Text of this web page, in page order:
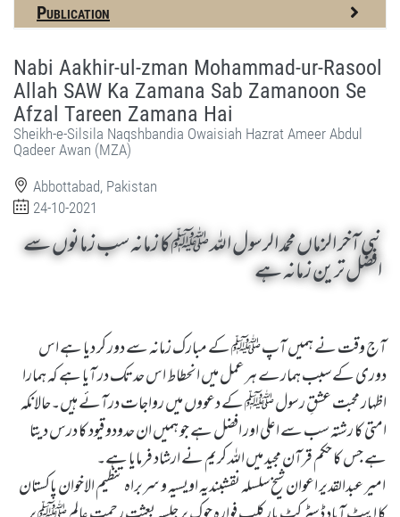
Publication
Nabi Aakhir-ul-zman Mohammad-ur-Rasool
Allah SAW Ka Zamana Sab Zamanoon Se
Afzal Tareen Zamana Hai
Sheikh-e-Silsila Naqshbandia Owaisiah Hazrat Ameer Abdul
Qadeer Awan (MZA)
Abbottabad, Pakistan
24-10-2021
نبی آخر الزماں محمد الرسول اللہ ﷺ کا زمانہ سب زمانوں سے
افضل ترین زمانہ ہے
آج وقت نے ہمیں آپ ﷺ کے مبارک زمانہ سے دور کر دیا ہے اس
دوری کے سبب ہمارے ہر عمل میں انحطاط اس حد تک در آیا ہے کہ ہمارا
اظہار محبت عشقِ رسول ﷺ کے دعووں میں رواجات درآئے ہیں۔حالانکہ
امتی کا رشتہ سب سے اعلی اور افضل ہے جو ہمیں ان حدودو قیود کا درس دیتا
ہے جس کا حکم قرآن مجید میں اللہ کریم نے ارشاد فرمایا ہے۔
امیر عبدالقدیر اعوان شیخ سلسلہ نقشبندیہ اویسیہ و سربراہ تنظیم الاخوان پاکستان